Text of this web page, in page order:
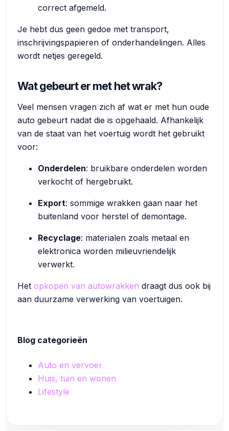
correct afgemeld.
Je hebt dus geen gedoe met transport,
inschrijvingspapieren of onderhandelingen. Alles
wordt netjes geregeld.
Wat gebeurt er met het wrak?
Veel mensen vragen zich af wat er met hun oude
auto gebeurt nadat die is opgehaald. Afhankelijk
van de staat van het voertuig wordt het gebruikt
voor:
Onderdelen: bruikbare onderdelen worden
verkocht of hergebruikt.
Export: sommige wrakken gaan naar het
buitenland voor herstel of demontage.
Recyclage: materialen zoals metaal en
elektronica worden milieuvriendelijk
verwerkt.
Het opkopen van autowrakken draagt dus ook bij
aan duurzame verwerking van voertuigen.
Blog categorieën
Auto en vervoer
Huis, tuin en wonen
Lifestyle